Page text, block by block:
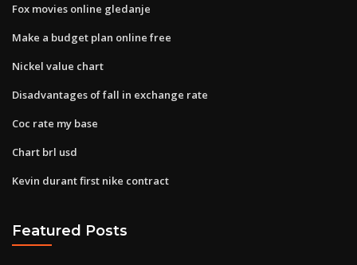
Fox movies online gledanje
Make a budget plan online free
Nickel value chart
Disadvantages of fall in exchange rate
Coc rate my base
Chart brl usd
Kevin durant first nike contract
Featured Posts